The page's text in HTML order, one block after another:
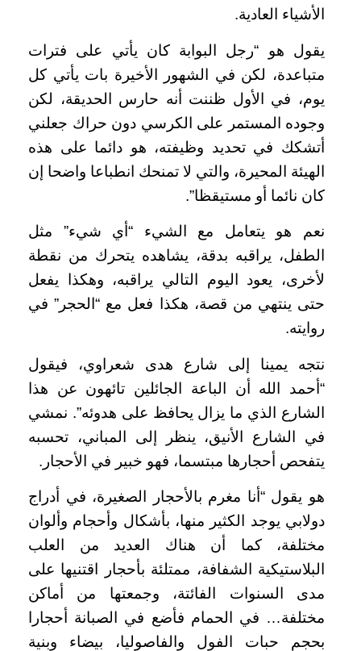
الأشياء العادية.
يقول هو “رجل البوابة كان يأتي على فترات
متباعدة، لكن في الشهور الأخيرة بات يأتي كل
يوم، في الأول ظننت أنه حارس الحديقة، لكن
وجوده المستمر على الكرسي دون حراك جعلني
أتشكك في تحديد وظيفته، هو دائما على هذه
الهيئة المحيرة، والتي لا تمنحك انطباعا واضحا إن
كان نائما أو مستيقظا”.
نعم هو يتعامل مع الشيء “أي شيء” مثل
الطفل، يراقبه بدقة، يشاهده يتحرك من نقطة
لأخرى، يعود اليوم التالي يراقبه، وهكذا يفعل
حتى ينتهي من قصة، هكذا فعل مع “الحجر” في
روايته.
نتجه يمينا إلى شارع هدى شعراوي، فيقول
“أحمد الله أن الباعة الجائلين تائهون عن هذا
الشارع الذي ما يزال يحافظ على هدوئه”. نمشي
في الشارع الأنيق، ينظر إلى المباني، تحسبه
يتفحص أحجارها مبتسما، فهو خبير في الأحجار.
هو يقول “أنا مغرم بالأحجار الصغيرة، في أدراج
دولابي يوجد الكثير منها، بأشكال وأحجام وألوان
مختلفة، كما أن هناك العديد من العلب
البلاستيكية الشفافة، ممتلئة بأحجار اقتنيها على
مدى السنوات الفائتة، وجمعتها من أماكن
مختلفة… في الحمام فأضع في الصبانة أحجارا
بحجم حبات الفول والفاصوليا، بيضاء وبنية